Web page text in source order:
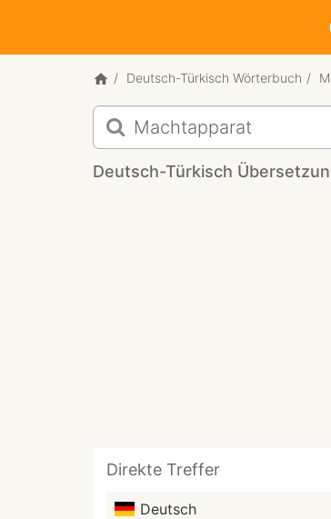
Deutsch-Türkisch Wörterbuch
Deutsch-
Türkisch
Übersetzung
für
Deutsch-Türkisch
Direkte Treffer
Deutsch